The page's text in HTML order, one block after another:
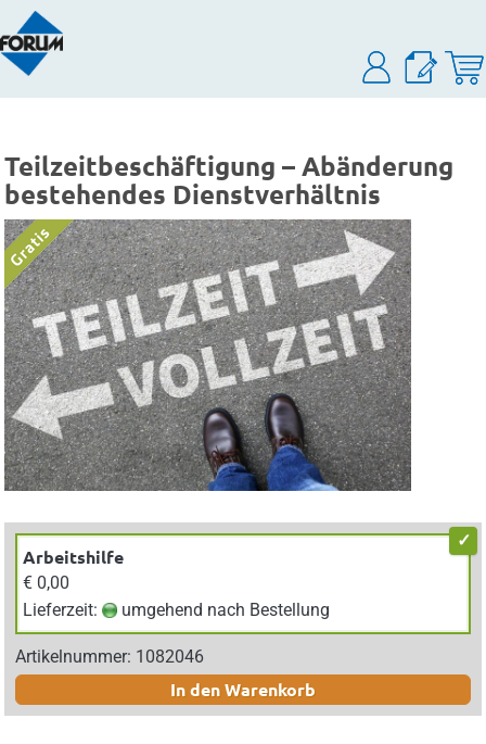
Teilzeitbeschäftigung – Abänderung
bestehendes Dienstverhältnis
Arbeitshilfe
€ 0,00
Lieferzeit:
umgehend nach Bestellung
Artikelnummer: 1082046
In den Warenkorb